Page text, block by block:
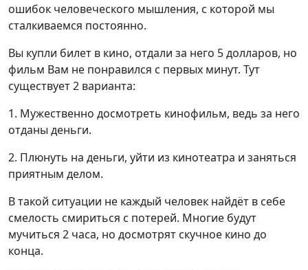
ошибок человеческого мышления, с которой мы
сталкиваемся постоянно.
Вы купли билет в кино, отдали за него 5 долларов, но
фильм Вам не понравился с первых минут. Тут
существует 2 варианта:
1. Мужественно досмотреть кинофильм, ведь за него
отданы деньги.
2. Плюнуть на деньги, уйти из кинотеатра и заняться
приятным делом.
В такой ситуации не каждый человек найдёт в себе
смелость смириться с потерей. Многие будут
мучиться 2 часа, но досмотрят скучное кино до
конца.